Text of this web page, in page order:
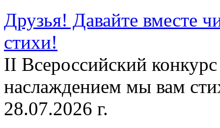
Друзья! Давайте вместе
стихи!
II Всероссийский
наслаждением мы вам
28.07.2026 г.